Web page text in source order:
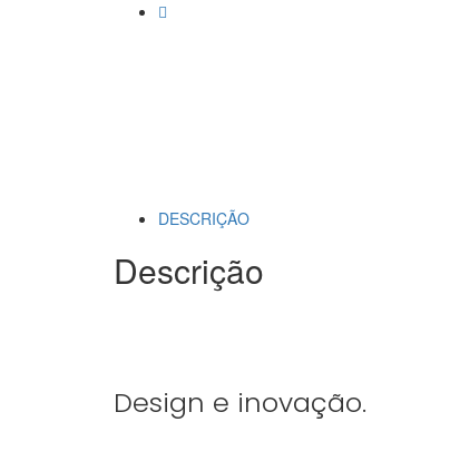
DESCRIÇÃO
Descrição
Design e inovação.